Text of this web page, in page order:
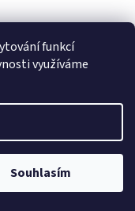
funkcí
využíváme
Souhlasím
práva vyhrazena.